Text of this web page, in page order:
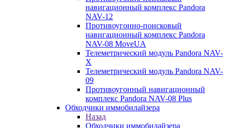
навигационный комплекс Pandora
NAV-12
Противоугонно-поисковый
навигационный комплекс Pandora
NAV-08 MoveUA
Телеметрический модуль Pandora NAV-
X
Телеметрический модуль Pandora NAV-
09
Противоугонный навигационный
комплекс Pandora NAV-08 Plus
Обходчики иммобилайзера
Назад
Обходчики иммобилайзера